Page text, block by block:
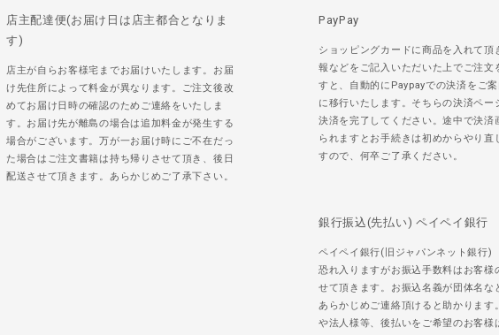
店主配達便(お届け日は店主都合となりま
す)
店主が自らお客様宅までお届けいたします。お届
け先住所によって料金が異なります。ご注文後改
めてお届け日時の確認のためご連絡をいたしま
す。お届け先が離島の場合は追加料金が発生する
場合がございます。万が一お届け時にご不在だっ
た場合はご注文書籍は持ち帰りさせて頂き、後日
配送させて頂きます。あらかじめご了承下さい。
PayPay
ショッピングカードに商品を入れて頂
報などをご記入いただいた上でご注文
すと、自動的にPaypayでの決済をご
に移行いたします。そちらの決済ペー
決済を完了してください。途中で決済
られますとお手続きは初めからやり直
すので、何卒ご了承ください。
銀行振込(先払い) ペイペイ銀行
ペイペイ銀行(旧ジャパンネット銀行)
恐れ入りますがお振込手数料はお客様
せて頂きます。お振込名義が団体名な
あらかじめご連絡頂けると助かります
や法人様等、後払いをご希望のお客様